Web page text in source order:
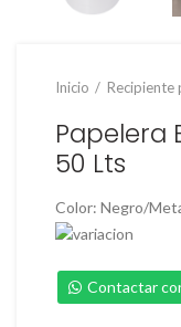
Inicio Recipiente
Papelera
50 Lts
Color: Negro/
Contactar